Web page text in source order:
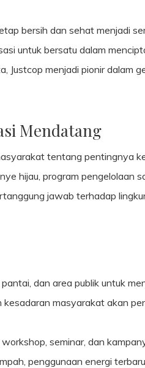
bersih dan sehat menjadi
untuk bersatu dalam
Justcop menjadi pionir dalam
Mendatang
tentang pentingnya
hijau, program pengelolaan
jawab terhadap
dan area publik untuk
masyarakat akan
seminar, dan
penggunaan energi